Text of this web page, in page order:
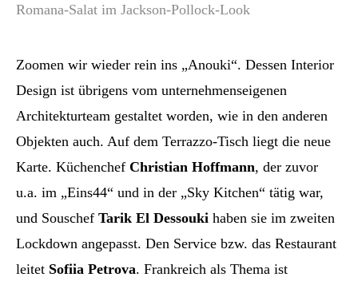
Romana-Salat im Jackson-Pollock-Look
Zoomen wir wieder rein ins „Anouki“. Dessen Interior
Design ist übrigens vom unternehmenseigenen
Architekturteam gestaltet worden, wie in den anderen
Objekten auch. Auf dem Terrazzo-Tisch liegt die neue
Karte. Küchenchef Christian Hoffmann, der zuvor
u.a. im „Eins44“ und in der „Sky Kitchen“ tätig war,
und Souschef Tarik El Dessouki haben sie im zweiten
Lockdown angepasst. Den Service bzw. das Restaurant
leitet Sofiia Petrova. Frankreich als Thema ist